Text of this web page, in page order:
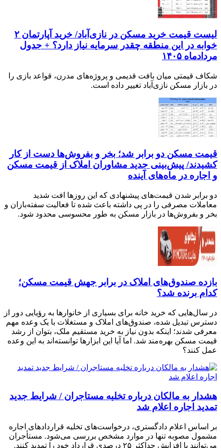
لیست قیمت خرید مسکن در نازی‌آباد/ خرید آپارتمان ۲
خوابه در این منطقه چقدر سرمایه نیاز دارد؟ + جدول
مردادماه ۱۴۰۵
شکاف قیمتی میان بافت قدیمی و پروژه‌های مدرن، قواعد بازی را
در بازار مسکن نازی‌آباد تغییر داده است.
قیمت مسکن دو برابر شد؛ بخر و بفروش‌ها دست از کار
کشیدند/ پیش‌بینی جدید مشاوران املاک از قیمت مسکن
و اجاره‌ در ماه‌های آینده
دو برابر شدن قیمت‌های پیشنهادی که این روزها افت شدید
معاملات مصرفی را در پی داشته باعث شده تا فعالیت سفته‌بازان و
بخر و بفروش‌ها در بازار مسکن به طور محسوسی محدود شود.
بازده صندوق‌های املاک در برابر جهش قیمت مسکن؛
کدام برنده شد؟
در سال‌هایی که خرید خانه برای بسیاری از خانوارها به رؤیایی دور از
دسترس تبدیل شده، صندوق‌های املاک و مستغلات با یک وعده مهم
معرفی شدند؛ اینکه بدون نیاز به خرید مستقیم ملک، بتوان از رشد
قیمت مسکن بهره‌مند شد. اما آیا این ابزارها توانسته‌اند به این وعده
عمل کنند؟
هشدار به مالکان درباره تخلیه مستاجران / شرایط جدید
تمدید اجاره اعلام شد
بر اساس اعلام دادگستری، درخواست‌های تخلیه قراردادهای اجاره
مشمول مصوبه تنها در موارد مشخص بررسی می‌شود. مستأجران
می‌توانند با افزایش حداکثر ۲۵ درصدی قرارداد خود را تمدید کنند.